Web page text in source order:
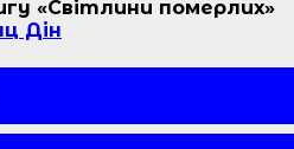
«Світлини померлих»
Дін